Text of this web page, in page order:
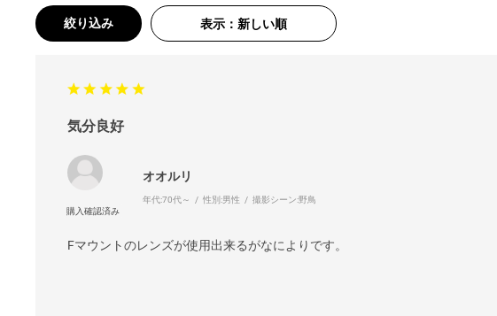
絞り込み 表示：新しい順
気分良好
オオルリ
年代:70代～ 性別:男性 撮影シーン:野鳥
Fマウントのレンズが使用出来るがなによりです。